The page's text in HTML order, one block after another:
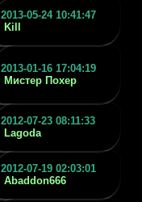
2013-05-24 10:41:47
Kill
2013-01-16 17:04:19
Мистер Похер
2012-07-23 08:11:33
Lagoda
2012-07-19 02:03:01
Abaddon666